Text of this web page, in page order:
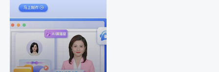
AIGC平台
用AI孵化每个创意
讯飞AIGC平台：让每个创
作者都拥有自己的专注AI
创作助手